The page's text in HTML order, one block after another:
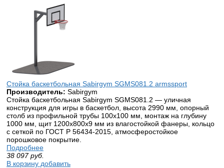
Стойка баскетбольная Sabirgym SGMS081.2 armssport
Производитель: Sabirgym
Стойка баскетбольная Sabirgym SGMS081.2 — уличная
конструкция для игры в баскетбол, высота 2990 мм, опорный
столб из профильной трубы 100х100 мм, монтаж на глубину
1000 мм, щит 1200х800х9 мм из влагостойкой фанеры, кольцо
с сеткой по ГОСТ Р 56434-2015, атмосферостойкое
порошковое покрытие.
Подробнее
38 097 руб.
В корзину добавить